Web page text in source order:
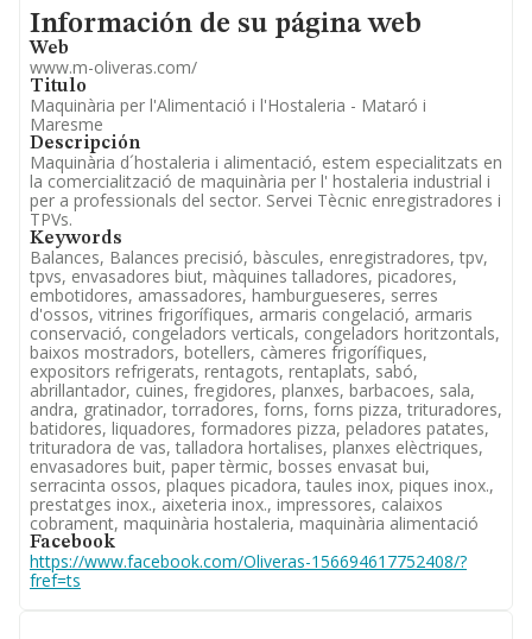
Informacion de su página web
Información de su página web
Web
www.m-oliveras.com/
Titulo
Maquinària per l'Alimentació i l'Hostaleria - Mataró i
Maresme
Descripción
Maquinària d´hostaleria i alimentació, estem especialitzats en
la comercialització de maquinària per l' hostaleria industrial i
per a professionals del sector. Servei Tècnic enregistradores i
TPVs.
Keywords
Balances, Balances precisió, bàscules, enregistradores, tpv,
tpvs, envasadores biut, màquines talladores, picadores,
embotidores, amassadores, hamburgueseres, serres
d'ossos, vitrines frigorífiques, armaris congelació, armaris
conservació, congeladors verticals, congeladors horitzontals,
baixos mostradors, botellers, càmeres frigorífiques,
expositors refrigerats, rentagots, rentaplats, sabó,
abrillantador, cuines, fregidores, planxes, barbacoes, sala,
andra, gratinador, torradores, forns, forns pizza, trituradores,
batidores, liquadores, formadores pizza, peladores patates,
trituradora de vas, talladora hortalises, planxes elèctriques,
envasadores buit, paper tèrmic, bosses envasat bui,
serracinta ossos, plaques picadora, taules inox, piques inox.,
prestatges inox., aixeteria inox., impressores, calaixos
cobrament, maquinària hostaleria, maquinària alimentació
Facebook
https://www.facebook.com/Oliveras-156694617752408/?
fref=ts